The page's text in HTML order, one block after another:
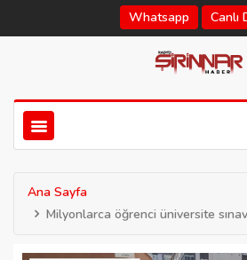
Whatsapp Canlı
Ana Sayfa
Milyonlarca öğrenci üniversite